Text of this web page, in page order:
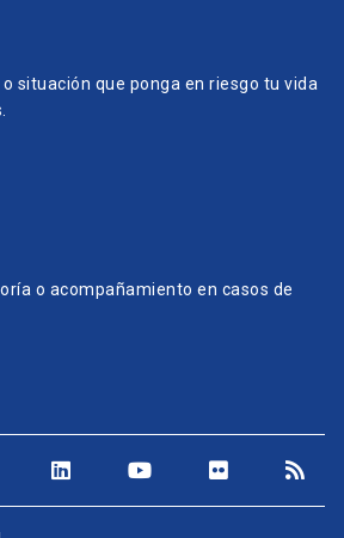
situación que ponga en riesgo tu vida
o acompañamiento en casos de